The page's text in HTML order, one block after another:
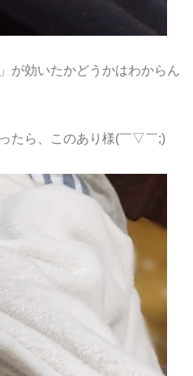
が効いたかどうかはわからん
たら、このあり様(￣▽￣;)